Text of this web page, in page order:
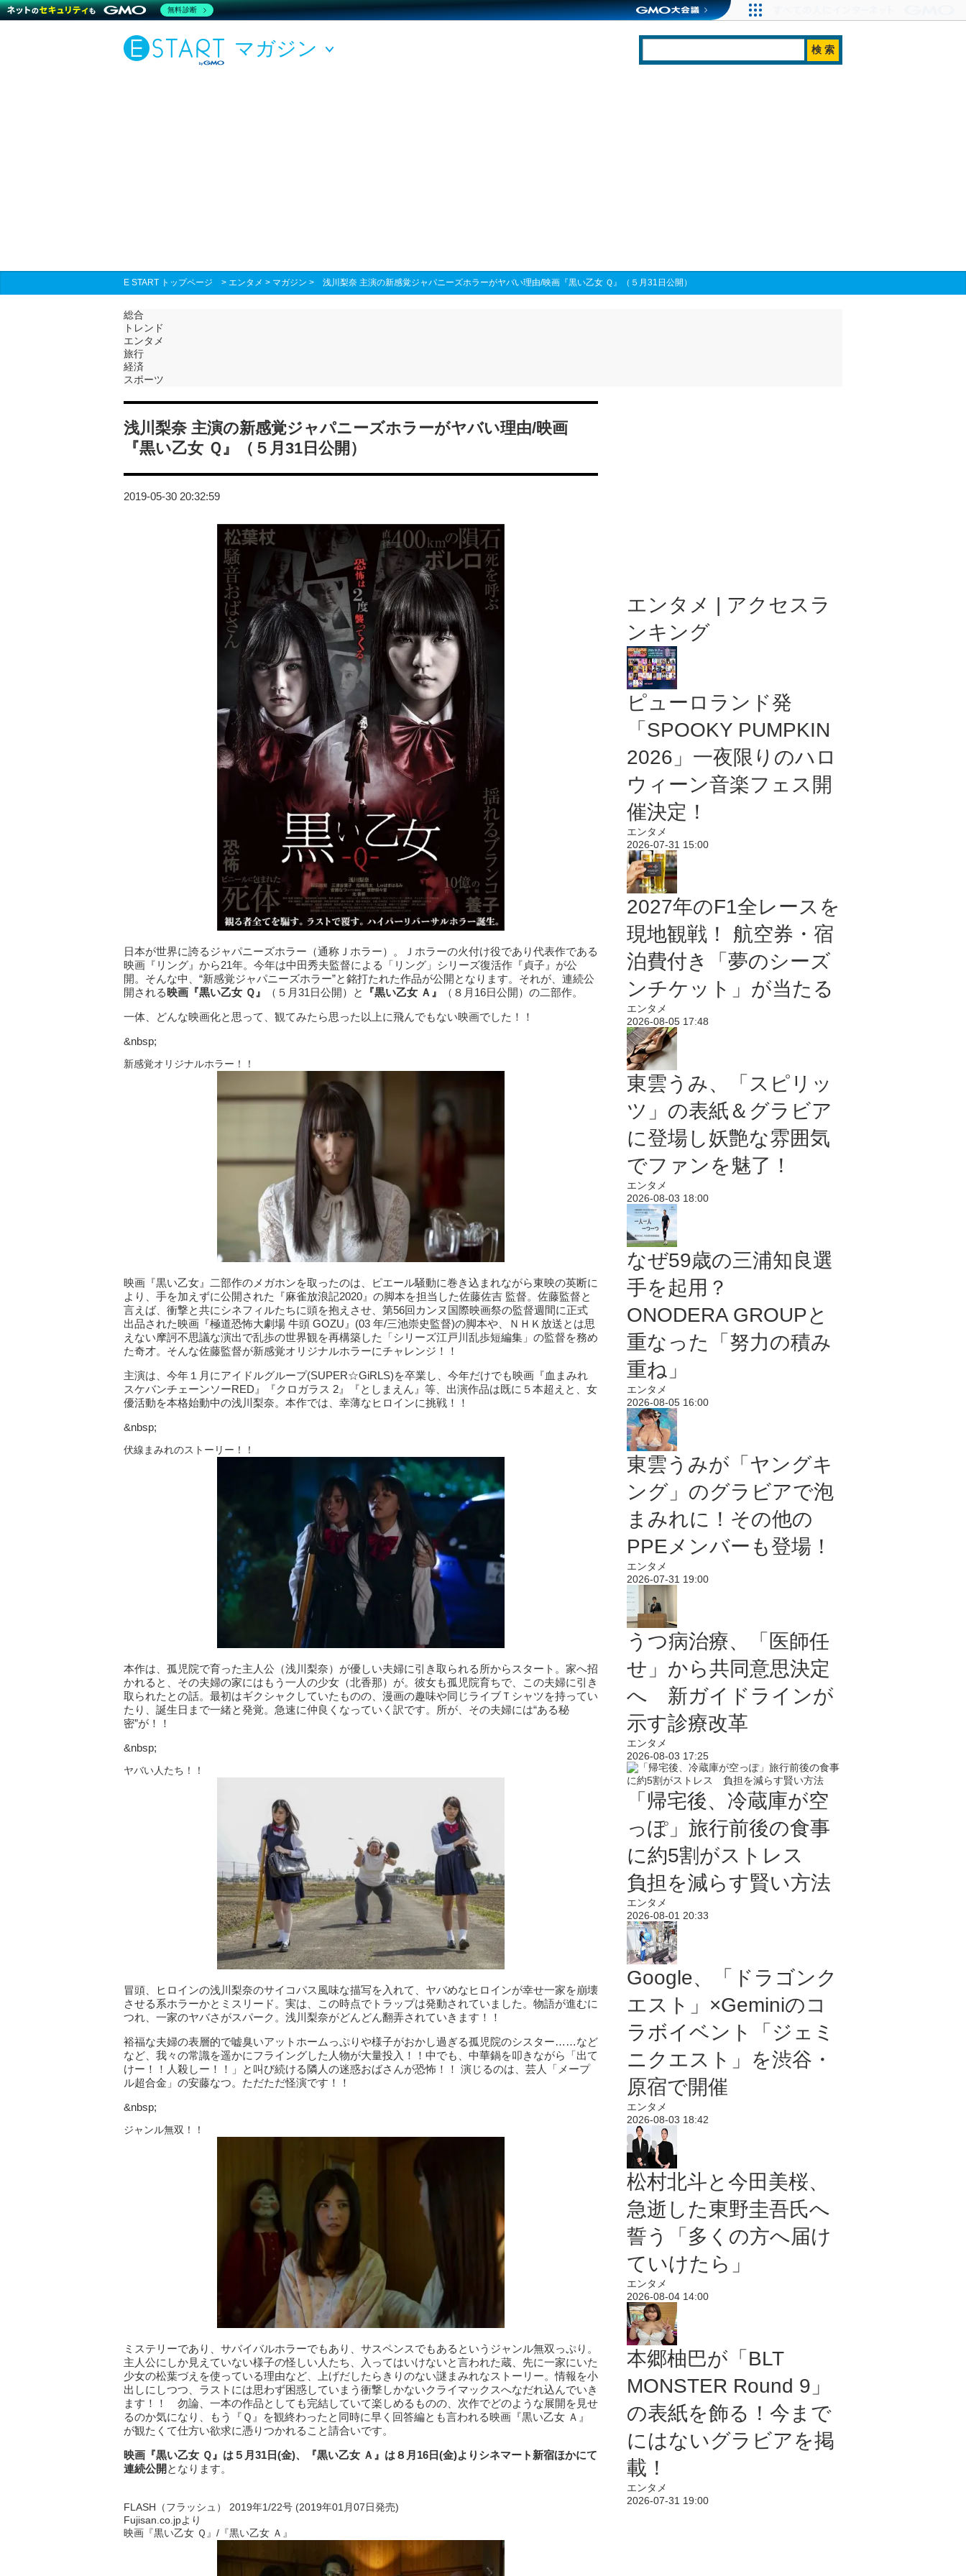
マガジン
E START トップページ > エンタメ > マガジン > 浅川梨奈 主演の新感覚ジャパニーズホラーがヤバい理由/映画『黒い乙女 Ｑ』（５月31日公開）
総合
トレンド
エンタメ
旅行
経済
スポーツ
浅川梨奈 主演の新感覚ジャパニーズホラーがヤバい理由/映画
『黒い乙女 Ｑ』（５月31日公開）
2019-05-30 20:32:59
日本が世界に誇るジャパニーズホラー（通称Ｊホラー）。Ｊホラーの火付け役であり代表作である
映画『リング』から21年。今年は中田秀夫監督による「リング」シリーズ復活作『貞子』が公
開。そんな中、“新感覚ジャパニーズホラー”と銘打たれた作品が公開となります。それが、連続公
開される映画『黒い乙女 Ｑ』 （５月31日公開）と 『黒い乙女 Ａ』
（８月16日公開）の二部作。
一体、どんな映画化と思って、観てみたら思った以上に飛んでもない映画でした！！
&nbsp;
新感覚オリジナルホラー！！
映画『黒い乙女』二部作のメガホンを取ったのは、ピエール騒動に巻き込まれながら東映の英断に
より、手を加えずに公開された『麻雀放浪記2020』の脚本を担当した佐藤佐吉 監督。佐藤監督と
言えば、衝撃と共にシネフィルたちに頭を抱えさせ、第56回カンヌ国際映画祭の監督週間に正式
出品された映画『極道恐怖大劇場 牛頭 GOZU』(03 年/三池崇史監督)の脚本や、ＮＨＫ放送とは思
えない摩訶不思議な演出で乱歩の世界観を再構築した「シリーズ江戸川乱歩短編集」の監督を務め
た奇才。そんな佐藤監督が新感覚オリジナルホラーにチャレンジ！！
主演は、今年１月にアイドルグループ(SUPER☆GiRLS)を卒業し、今年だけでも映画『血まみれ
スケバンチェーンソーRED』『クロガラス 2』『としまえん』等、出演作品は既に５本超えと、女
優活動を本格始動中の浅川梨奈。本作では、幸薄なヒロインに挑戦！！
&nbsp;
伏線まみれのストーリー！！
本作は、孤児院で育った主人公（浅川梨奈）が優しい夫婦に引き取られる所からスタート。家へ招
かれると、その夫婦の家にはもう一人の少女（北香那）が。彼女も孤児院育ちで、この夫婦に引き
取られたとの話。最初はギクシャクしていたものの、漫画の趣味や同じライブＴシャツを持ってい
たり、誕生日まで一緒と発覚。急速に仲良くなっていく訳です。所が、その夫婦には“ある秘
密”が！！
&nbsp;
ヤバい人たち！！
冒頭、ヒロインの浅川梨奈のサイコパス風味な描写を入れて、ヤバめなヒロインが幸せ一家を崩壊
させる系ホラーかとミスリード。実は、この時点でトラップは発動されていました。物語が進むに
つれ、一家のヤバさがスパーク。浅川梨奈がどんどん翻弄されていきます！！
裕福な夫婦の表層的で嘘臭いアットホームっぷりや様子がおかし過ぎる孤児院のシスター……など
など、我々の常識を遥かにフライングした人物が大量投入！！中でも、中華鍋を叩きながら「出て
けー！！人殺しー！！」と叫び続ける隣人の迷惑おばさんが恐怖！！ 演じるのは、芸人「メープ
ル超合金」の安藤なつ。ただただ怪演です！！
&nbsp;
ジャンル無双！！
ミステリーであり、サバイバルホラーでもあり、サスペンスでもあるというジャンル無双っぷり。
主人公にしか見えていない様子の怪しい人たち、入ってはいけないと言われた蔵、先に一家にいた
少女の松葉づえを使っている理由など、上げだしたらきりのない謎まみれなストーリー。情報を小
出しにしつつ、ラストには思わず困惑していまう衝撃しかないクライマックスへなだれ込んでいき
ます！！ 勿論、一本の作品としても完結していて楽しめるものの、次作でどのような展開を見せ
るのか気になり、もう『Ｑ』を観終わったと同時に早く回答編とも言われる映画『黒い乙女 Ａ』
が観たくて仕方い欲求に憑りつかれること請合いです。
映画『黒い乙女 Ｑ』は５月31日(金)、『黒い乙女 Ａ』は８月16日(金)よりシネマート新宿ほかにて
連続公開 となります。
FLASH（フラッシュ） 2019年1/22号 (2019年01月07日発売)
Fujisan.co.jpより
映画『黒い乙女 Ｑ』/『黒い乙女 Ａ』
エンタメ | アクセスラ
ンキング
ピューロランド発
「SPOOKY PUMPKIN
2026」一夜限りのハロ
ウィーン音楽フェス開
催決定！
エンタメ
2026-07-31 15:00
2027年のF1全レースを
現地観戦！ 航空券・宿
泊費付き「夢のシーズ
ンチケット」が当たる
エンタメ
2026-08-05 17:48
東雲うみ、「スピリッ
ツ」の表紙＆グラビア
に登場し妖艶な雰囲気
でファンを魅了！
エンタメ
2026-08-03 18:00
なぜ59歳の三浦知良選
手を起用？
ONODERA GROUPと
重なった「努力の積み
重ね」
エンタメ
2026-08-05 16:00
東雲うみが「ヤングキ
ング」のグラビアで泡
まみれに！その他の
PPEメンバーも登場！
エンタメ
2026-07-31 19:00
うつ病治療、「医師任
せ」から共同意思決定
へ 新ガイドラインが
示す診療改革
エンタメ
2026-08-03 17:25
「帰宅後、冷蔵庫が空
っぽ」旅行前後の食事
に約5割がストレス
負担を減らす賢い方法
エンタメ
2026-08-01 20:33
Google、「ドラゴンク
エスト」×Geminiのコ
ラボイベント「ジェミ
ニクエスト」を渋谷・
原宿で開催
エンタメ
2026-08-03 18:42
松村北斗と今田美桜、
急逝した東野圭吾氏へ
誓う「多くの方へ届け
ていけたら」
エンタメ
2026-08-04 14:00
本郷柚巴が「BLT
MONSTER Round 9」
の表紙を飾る！今まで
にはないグラビアを掲
載！
エンタメ
2026-07-31 19:00
無料診断